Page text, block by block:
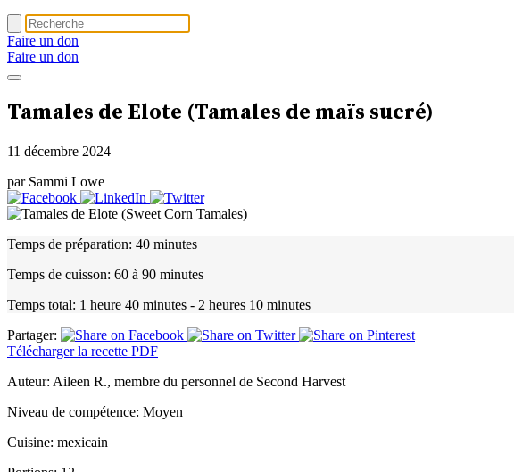
Faire un don
Faire un don
Tamales de Elote (Tamales de maïs sucré)
11 décembre 2024
par Sammi Lowe
Temps de préparation: 40 minutes
Temps de cuisson: 60 à 90 minutes
Temps total: 1 heure 40 minutes - 2 heures 10 minutes
Partager:
Télécharger la recette PDF
Auteur: Aileen R., membre du personnel de Second Harvest
Niveau de compétence: Moyen
Cuisine: mexicain